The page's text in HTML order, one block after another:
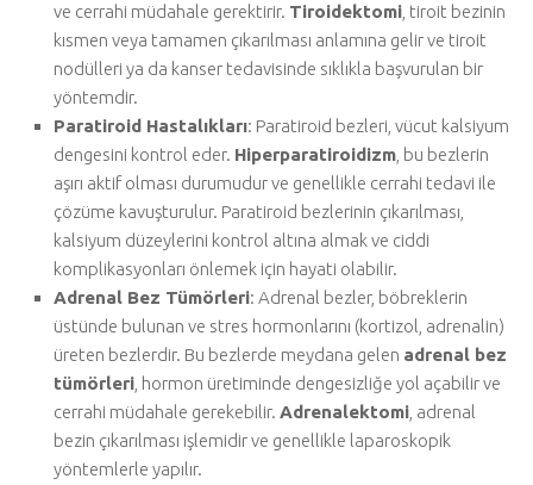
ve cerrahi müdahale gerektirir. Tiroidektomi , tiroit bezinin
kısmen veya tamamen çıkarılması anlamına gelir ve tiroit
nodülleri ya da kanser tedavisinde sıklıkla başvurulan bir
yöntemdir.
Paratiroid Hastalıkları: Paratiroid bezleri, vücut kalsiyum
dengesini kontrol eder. Hiperparatiroidizm , bu bezlerin
aşırı aktif olması durumudur ve genellikle cerrahi tedavi ile
çözüme kavuşturulur. Paratiroid bezlerinin çıkarılması,
kalsiyum düzeylerini kontrol altına almak ve ciddi
komplikasyonları önlemek için hayati olabilir.
Adrenal Bez Tümörleri: Adrenal bezler, böbreklerin
üstünde bulunan ve stres hormonlarını (kortizol, adrenalin)
üreten bezlerdir. Bu bezlerde meydana gelen adrenal bez
tümörleri , hormon üretiminde dengesizliğe yol açabilir ve
cerrahi müdahale gerekebilir. Adrenalektomi , adrenal
bezin çıkarılması işlemidir ve genellikle laparoskopik
yöntemlerle yapılır.